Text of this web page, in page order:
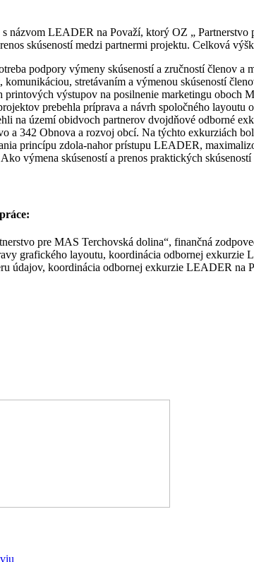
s názvom LEADER na Považí, ktorý OZ „
skúseností medzi partnermi projektu. Celková
podpory výmeny skúseností a zručností
stretávaním a výmenou skúseností
výstupov na posilnenie marketingu
prebehla príprava a návrh spoločného
na území obidvoch partnerov dvojdňové odborné
a 342 Obnova a rozvoj obcí. Na týchto exkurziách
princípu zdola-nahor prístupu LEADER,
výmena skúseností a prenos praktických
pre MAS Terchovská dolina“, finančná
grafického layoutu, koordinácia odbornej exkurzie
údajov, koordinácia odbornej exkurzie LEADER na